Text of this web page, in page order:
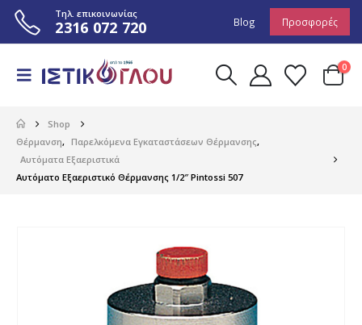
Τηλ. επικοινωνίας
2316 072 720 Blog Προσφορές
0
Shop
Θέρμανση, Παρελκόμενα Εγκαταστάσεων Θέρμανσης,
Αυτόματα Εξαεριστικά
Αυτόματο Εξαεριστικό Θέρμανσης 1/2″ Pintossi 507